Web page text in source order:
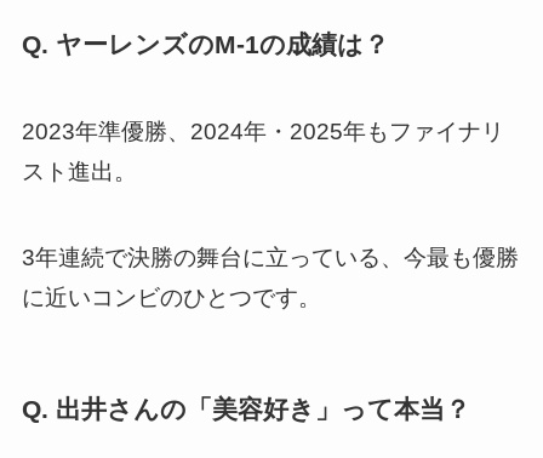
Q. ヤーレンズのM-1の成績は？
2023年準優勝、2024年・2025年もファイナリ
スト進出。
3年連続で決勝の舞台に立っている、今最も優勝
に近いコンビのひとつです。
Q. 出井さんの「美容好き」って本当？